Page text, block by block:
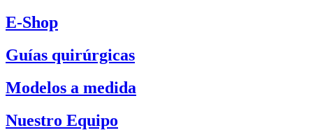
E-Shop
Guías quirúrgicas
Modelos a medida
Nuestro Equipo